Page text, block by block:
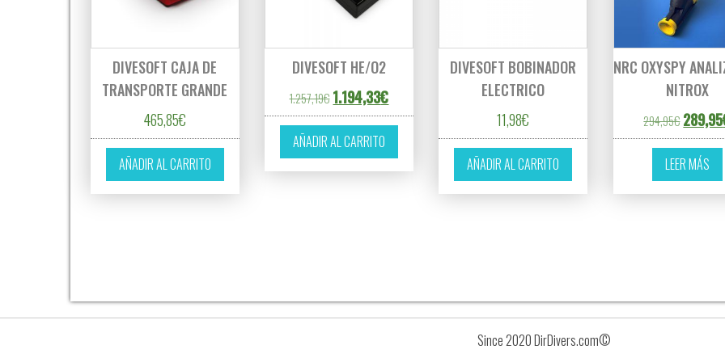
DIVESOFT CAJA DE
TRANSPORTE GRANDE
465,85€
AÑADIR AL CARRITO
DIVESOFT HE/O2
1.257,19€ El precio original era: 1.257,19€.
1.194,33€El precio actual es: 1.194,33€.
AÑADIR AL CARRITO
DIVESOFT BOBINADOR
ELECTRICO
11,98€
AÑADIR AL CARRITO
NRC OXYSPY
NITROX
294,95€ El
289,95
LEER MÁS
Since 2020 DirDivers.com©